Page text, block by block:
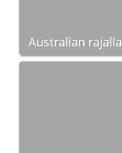
Australian rajalla